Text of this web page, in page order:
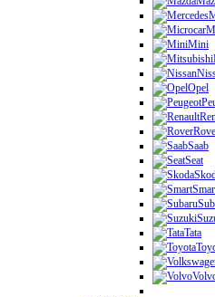
Mini
Opel
Saab
Seat
Tata